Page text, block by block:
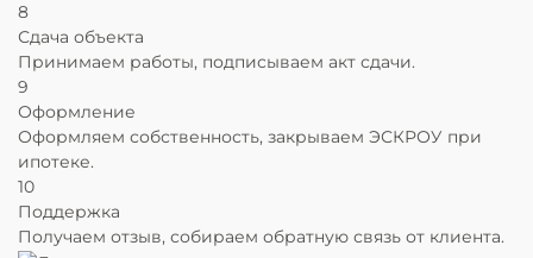
8
Сдача объекта
Принимаем работы, подписываем акт сдачи.
9
Оформление
Оформляем собственность, закрываем ЭСКРОУ при
ипотеке.
10
Поддержка
Получаем отзыв, собираем обратную связь от клиента.